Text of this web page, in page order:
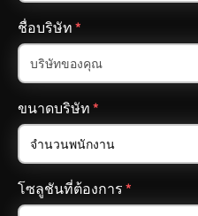
ชื่อบริษัท*
ขนาดบริษัท*
โซลูชันที่ต้องการ*